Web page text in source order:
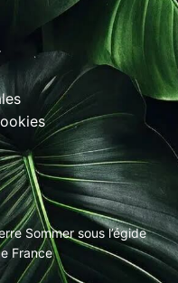
Sommer sous l’égide
France